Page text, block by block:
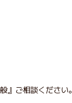
』ご相談ください。